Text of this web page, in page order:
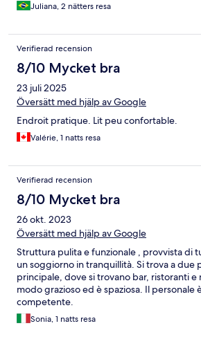
Juliana, 2 nätters resa
Verifierad recension
8/10 Mycket bra
23 juli 2025
Översätt med hjälp av Google
Endroit pratique. Lit peu confortable.
Valérie, 1 natts resa
Verifierad recension
8/10 Mycket bra
26 okt. 2023
Översätt med hjälp av Google
Struttura pulita e funzionale , provvista di
un soggiorno in tranquillità. Si trova a due
principale, dove si trovano bar, ristoranti e
modo grazioso ed è spaziosa. Il personale
competente.
Sonia, 1 natts resa